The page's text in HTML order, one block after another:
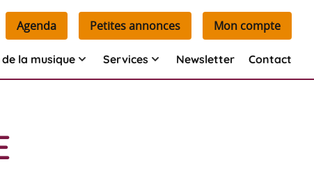
Agenda Petites annonces Mon compte
la musique Services Newsletter Contact